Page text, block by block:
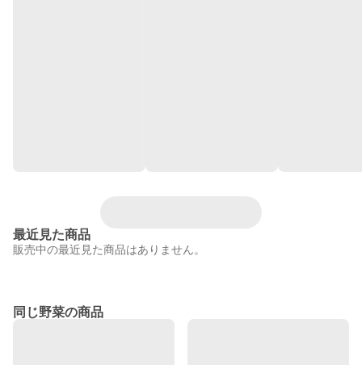
最近見た商品
販売中の最近見た商品はありません。
同じ野菜の商品